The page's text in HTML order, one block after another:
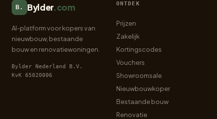
B. Bylder.com
AI-platform voor kopers van
nieuwbouw, bestaande
bouw en renovatiewoningen.
Bylder Nederland B.V.
KvK 65020006
ONTDEK
Prijzen
Zakelijk
Kortingscodes
Vouchers
Showroomsale
Nieuwbouwkoper
Bestaande bouw
Renovatie